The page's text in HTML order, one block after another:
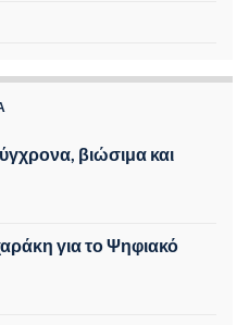
βιώσιμα και
για το Ψηφιακό